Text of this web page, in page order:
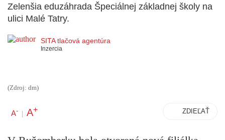
Zelenšia eduzáhrada Špeciálnej základnej školy na
ulici Malé Tatry.
SITA tlačová agentúra
Inzercia
(Zdroj: dm)
A- | A+ ZDIEĽAŤ